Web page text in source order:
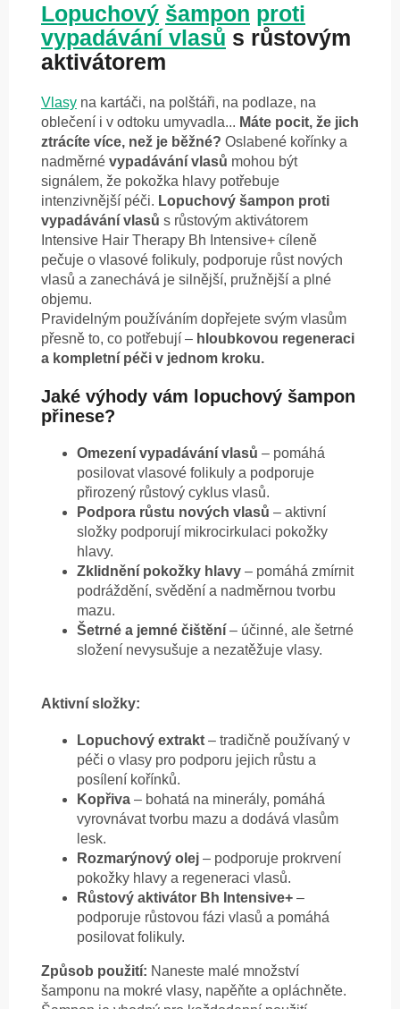
Lopuchový šampon proti
vypadávání vlasů s růstovým
aktivátorem
Vlasy na kartáči, na polštáři, na podlaze, na
oblečení i v odtoku umyvadla... Máte pocit, že jich
ztrácíte více, než je běžné? Oslabené kořínky a
nadměrné vypadávání vlasů mohou být
signálem, že pokožka hlavy potřebuje
intenzivnější péči. Lopuchový šampon proti
vypadávání vlasů s růstovým aktivátorem
Intensive Hair Therapy Bh Intensive+ cíleně
pečuje o vlasové folikuly, podporuje růst nových
vlasů a zanechává je silnější, pružnější a plné
objemu.
Pravidelným používáním dopřejete svým vlasům
přesně to, co potřebují – hloubkovou regeneraci
a kompletní péči v jednom kroku.
Jaké výhody vám lopuchový šampon
přinese?
Omezení vypadávání vlasů – pomáhá
posilovat vlasové folikuly a podporuje
přirozený růstový cyklus vlasů.
Podpora růstu nových vlasů – aktivní
složky podporují mikrocirkulaci pokožky
hlavy.
Zklidnění pokožky hlavy – pomáhá zmírnit
podráždění, svědění a nadměrnou tvorbu
mazu.
Šetrné a jemné čištění – účinné, ale šetrné
složení nevysušuje a nezatěžuje vlasy.
Aktivní složky:
Lopuchový extrakt – tradičně používaný v
péči o vlasy pro podporu jejich růstu a
posílení kořínků.
Kopřiva – bohatá na minerály, pomáhá
vyrovnávat tvorbu mazu a dodává vlasům
lesk.
Rozmarýnový olej – podporuje prokrvení
pokožky hlavy a regeneraci vlasů.
Růstový aktivátor Bh Intensive+ –
podporuje růstovou fázi vlasů a pomáhá
posilovat folikuly.
Způsob použití: Naneste malé množství
šamponu na mokré vlasy, napěňte a opláchněte.